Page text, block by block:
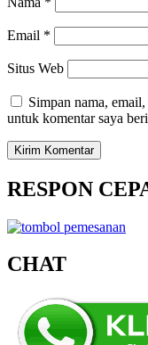
Email *
Situs Web
Simpan nama,
untuk komentar saya
RESPON
CHAT